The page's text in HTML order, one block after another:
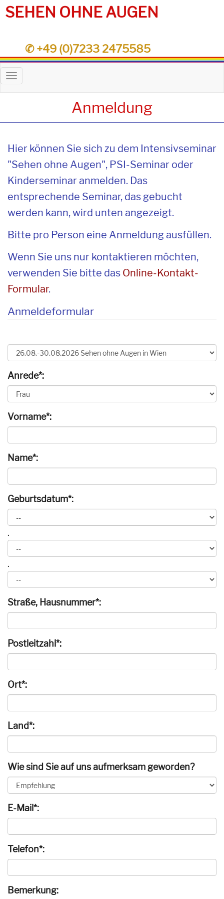
SEHEN OHNE AUGEN
✆ +49 (0)7233 2475585
Toggle
navigation
Anmeldung
Hier können Sie sich zu dem Intensivseminar
"Sehen ohne Augen", PSI-Seminar oder
Kinderseminar anmelden. Das
entsprechende Seminar, das gebucht
werden kann, wird unten angezeigt.
Bitte pro Person eine Anmeldung ausfüllen.
Wenn Sie uns nur kontaktieren möchten,
verwenden Sie bitte das Online-Kontakt-
Formular.
Anmeldeformular
Anrede*:
Vorname*:
Name*:
Geburtsdatum*:
.
.
Straße, Hausnummer*:
Postleitzahl*:
Ort*:
Land*:
Wie sind Sie auf uns aufmerksam geworden?
E-Mail*:
Telefon*:
Bemerkung: